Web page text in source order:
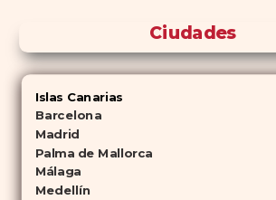
Ciudades
Islas Canarias
Barcelona
Madrid
Palma de Mallorca
Málaga
Medellín